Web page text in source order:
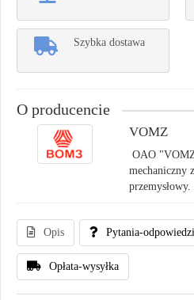
Szybka dostawa
O producencie
VOMZ
OAO
mechaniczny
Opis Pytania-odpowiedzi
Opłata-wysyłka